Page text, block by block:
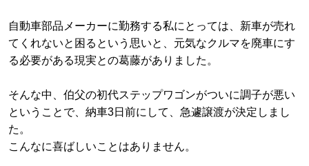
自動車部品メーカーに勤務する私にとっては、新車が売れ
てくれないと困るという思いと、元気なクルマを廃車にす
る必要がある現実との葛藤がありました。
そんな中、伯父の初代ステップワゴンがついに調子が悪い
ということで、納車3日前にして、急遽譲渡が決定しまし
た。
こんなに喜ばしいことはありません。